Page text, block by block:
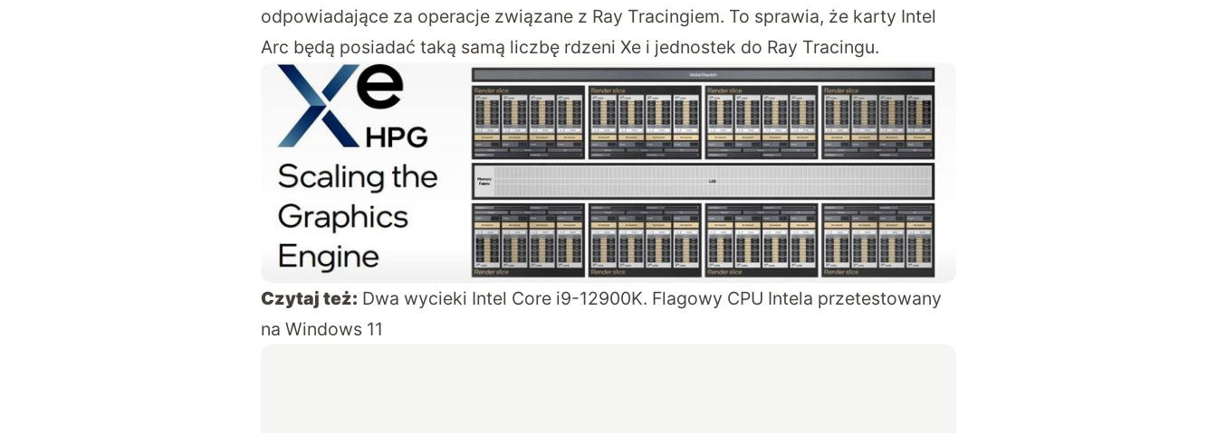
odpowiadające za operacje związane z Ray Tracingiem. To sprawia, że karty Intel
Arc będą posiadać taką samą liczbę rdzeni Xe i jednostek do Ray Tracingu.
Czytaj też: Dwa wycieki Intel Core i9-12900K. Flagowy CPU Intela przetestowany
na Windows 11